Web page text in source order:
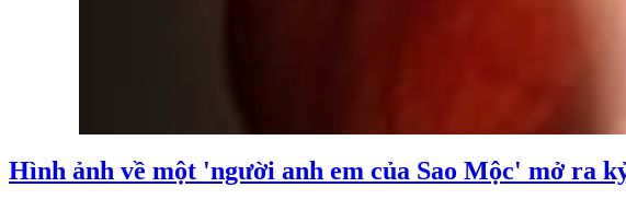
Hình ảnh về một 'người anh em của Sao Mộc' mở ra